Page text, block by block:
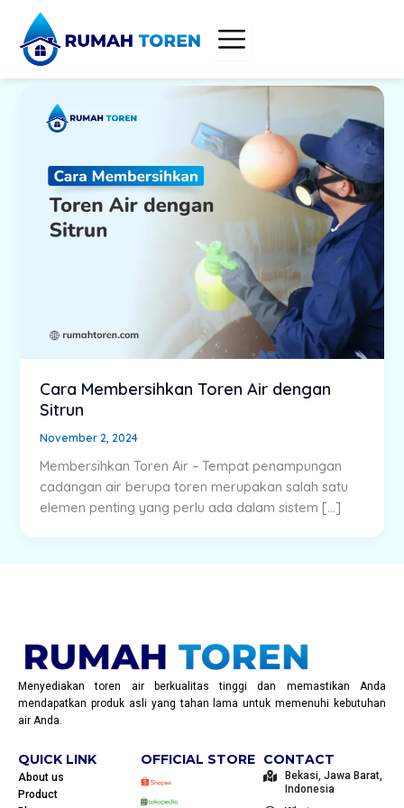
content
Cara Membersihkan Toren Air dengan
Sitrun
November 2, 2024
Membersihkan Toren Air – Tempat penampungan
cadangan air berupa toren merupakan salah satu
elemen penting yang perlu ada dalam sistem […]
Menyediakan toren air berkualitas tinggi dan memastikan Anda
mendapatkan produk asli yang tahan lama untuk memenuhi kebutuhan
air Anda.
QUICK LINK
About us
Product
OFFICIAL STORE CONTACT
Bekasi, Jawa Barat,
Indonesia